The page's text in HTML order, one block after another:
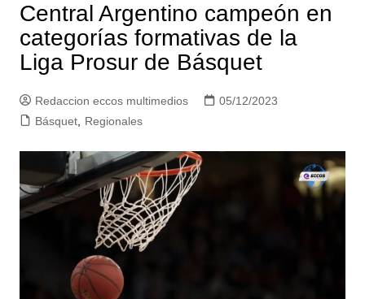
Central Argentino campeón en
categorías formativas de la
Liga Prosur de Básquet
Redaccion eccos multimedios
05/12/2023
Básquet, Regionales